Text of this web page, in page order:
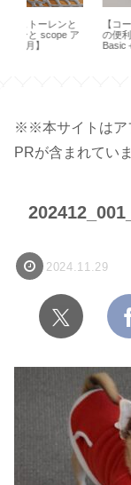
【コーヒースケール
の便利機能と使い方
Basic＋ 】
※※本サイトはア
PRが含まれてい
2024.11.29